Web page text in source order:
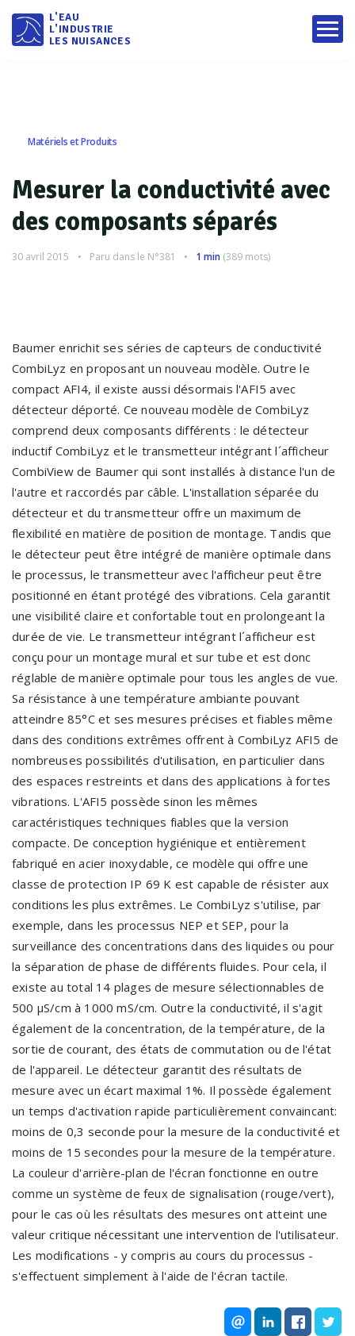
L'EAU
L'INDUSTRIE
LES NUISANCES
Matériels et Produits
Mesurer la conductivité avec
des composants séparés
30 avril 2015 Paru dans le N°381 1 min (389 mots)
Baumer enrichit ses séries de capteurs de conductivité
CombiLyz en proposant un nouveau modèle. Outre le
compact AFI4, il existe aussi désormais l'AFI5 avec
détecteur déporté. Ce nouveau modèle de CombiLyz
comprend deux composants différents : le détecteur
inductif CombiLyz et le transmetteur intégrant l´afficheur
CombiView de Baumer qui sont installés à distance l'un de
l'autre et raccordés par câble. L'installation séparée du
détecteur et du transmetteur offre un maximum de
flexibilité en matière de position de montage. Tandis que
le détecteur peut être intégré de manière optimale dans
le processus, le transmetteur avec l'afficheur peut être
positionné en étant protégé des vibrations. Cela garantit
une visibilité claire et confortable tout en prolongeant la
durée de vie. Le transmetteur intégrant l´afficheur est
conçu pour un montage mural et sur tube et est donc
réglable de manière optimale pour tous les angles de vue.
Sa résistance à une température ambiante pouvant
atteindre 85°C et ses mesures précises et fiables même
dans des conditions extrêmes offrent à CombiLyz AFI5 de
nombreuses possibilités d'utilisation, en particulier dans
des espaces restreints et dans des applications à fortes
vibrations. L'AFI5 possède sinon les mêmes
caractéristiques techniques fiables que la version
compacte. De conception hygiénique et entièrement
fabriqué en acier inoxydable, ce modèle qui offre une
classe de protection IP 69 K est capable de résister aux
conditions les plus extrêmes. Le CombiLyz s'utilise, par
exemple, dans les processus NEP et SEP, pour la
surveillance des concentrations dans des liquides ou pour
la séparation de phase de différents fluides. Pour cela, il
existe au total 14 plages de mesure sélectionnables de
500 µS/cm à 1000 mS/cm. Outre la conductivité, il s'agit
également de la concentration, de la température, de la
sortie de courant, des états de commutation ou de l'état
de l'appareil. Le détecteur garantit des résultats de
mesure avec un écart maximal 1%. Il possède également
un temps d'activation rapide particulièrement convaincant:
moins de 0,3 seconde pour la mesure de la conductivité et
moins de 15 secondes pour la mesure de la température.
La couleur d'arrière-plan de l'écran fonctionne en outre
comme un système de feux de signalisation (rouge/vert),
pour le cas où les résultats des mesures ont atteint une
valeur critique nécessitant une intervention de l'utilisateur.
Les modifications - y compris au cours du processus -
s'effectuent simplement à l'aide de l'écran tactile.